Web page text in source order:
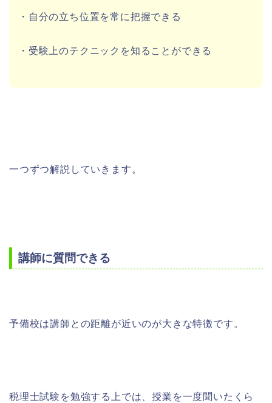
・自分の立ち位置を常に把握できる
・受験上のテクニックを知ることができる
一つずつ解説していきます。
講師に質問できる
予備校は講師との距離が近いのが大きな特徴です。
税理士試験を勉強する上では、授業を一度聞いたくら